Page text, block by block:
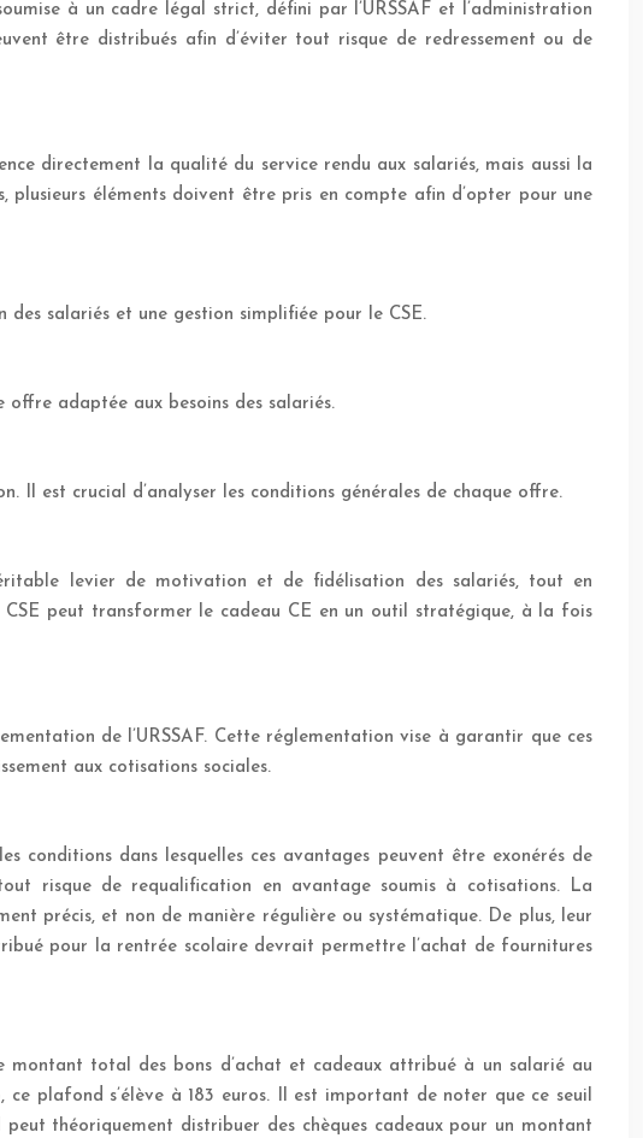
à un cadre légal strict, défini par l’URSSAF et l’administration
être distribués afin d’éviter tout risque de redressement ou de
directement la qualité du service rendu aux salariés, mais aussi la
éléments doivent être pris en compte afin d’opter pour une
salariés et une gestion simplifiée pour le CSE.
offre adaptée aux besoins des salariés.
Il est crucial d’analyser les conditions générales de chaque offre.
levier de motivation et de fidélisation des salariés, tout en
peut transformer le cadeau CE en un outil stratégique, à la fois
de l’URSSAF. Cette réglementation vise à garantir que ces
aux cotisations sociales.
conditions dans lesquelles ces avantages peuvent être exonérés de
risque de requalification en avantage soumis à cotisations. La
précis, et non de manière régulière ou systématique. De plus, leur
pour la rentrée scolaire devrait permettre l’achat de fournitures
montant total des bons d’achat et cadeaux attribué à un salarié au
ce plafond s’élève à 183 euros. Il est important de noter que ce seuil
théoriquement distribuer des chèques cadeaux pour un montant